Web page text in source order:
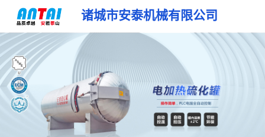
诸城市安泰机械有限公司